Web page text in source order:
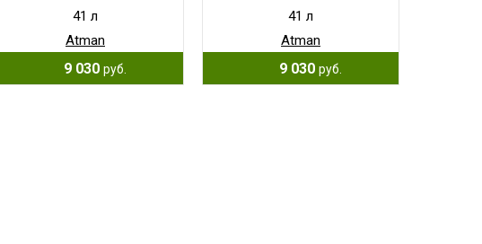
41 л
Atman
9 030 руб.
41 л
Atman
9 030 руб.